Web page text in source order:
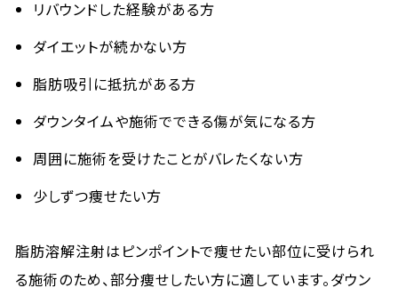
リバウンドした経験がある方
ダイエットが続かない方
脂肪吸引に抵抗がある方
ダウンタイムや施術でできる傷が気になる方
周囲に施術を受けたことがバレたくない方
少しずつ痩せたい方
脂肪溶解注射はピンポイントで痩せたい部位に受けられ
る施術のため、部分痩せしたい方に適しています。ダウン